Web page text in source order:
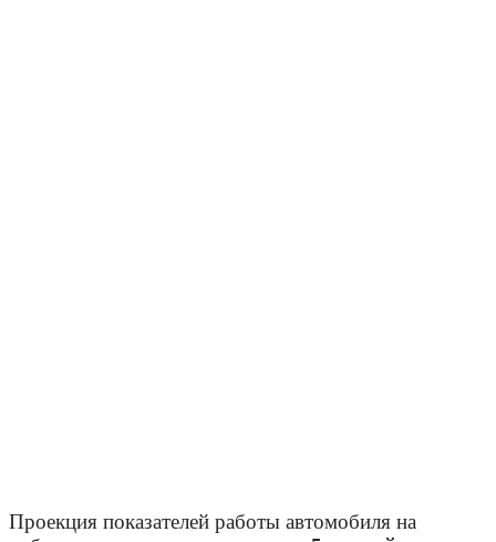
Проекция показателей работы автомобиля на